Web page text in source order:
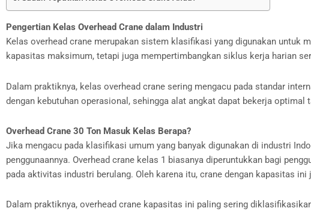
Pengertian Kelas Overhead Crane dalam Industri
Kelas overhead crane merupakan sistem klasifikasi yang digunakan untuk
kapasitas maksimum, tetapi juga mempertimbangkan siklus kerja harian
Dalam praktiknya, kelas overhead crane sering mengacu pada standar
dengan kebutuhan operasional, sehingga alat angkat dapat bekerja
Overhead Crane 30 Ton Masuk Kelas Berapa?
Jika mengacu pada klasifikasi umum yang banyak digunakan di industri
penggunaannya. Overhead crane kelas 1 biasanya diperuntukkan bagi
pada aktivitas industri berulang. Oleh karena itu, crane dengan kapasitas
Dalam praktiknya, overhead crane kapasitas ini paling sering